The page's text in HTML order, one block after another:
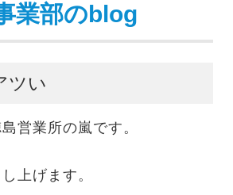
業部のblog
ツい
営業所の嵐です。
上げます。